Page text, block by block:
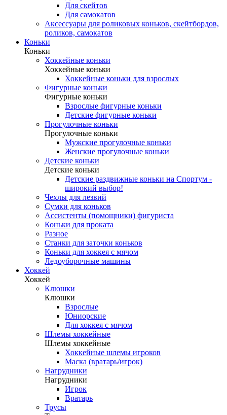
Для скейтов
Для самокатов
Аксессуары для роликовых коньков, скейтбордов,
роликов, самокатов
Коньки
Коньки
Хоккейные коньки
Хоккейные коньки
Хоккейные коньки для взрослых
Фигурные коньки
Фигурные коньки
Взрослые фигурные коньки
Детские фигурные коньки
Прогулочные коньки
Прогулочные коньки
Мужские прогулочные коньки
Женские прогулочные коньки
Детские коньки
Детские коньки
Детские раздвижные коньки на Спортум -
широкий выбор!
Чехлы для лезвий
Сумки для коньков
Ассистенты (помощники) фигуриста
Коньки для проката
Разное
Станки для заточки коньков
Коньки для хоккея с мячом
Ледоуборочные машины
Хоккей
Хоккей
Клюшки
Клюшки
Взрослые
Юниорские
Для хоккея с мячом
Шлемы хоккейные
Шлемы хоккейные
Хоккейные шлемы игроков
Маска (вратарь/игрок)
Нагрудники
Нагрудники
Игрок
Вратарь
Трусы